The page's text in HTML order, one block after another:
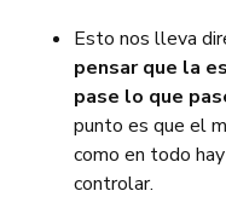
Esto nos lleva
pensar que la
pase lo que
punto es que el
como en todo
controlar.